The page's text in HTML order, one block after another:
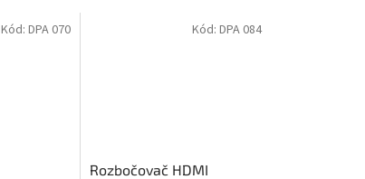
Kód:DPA 070
Rozbočovač HDMI
Kód: DPA 084